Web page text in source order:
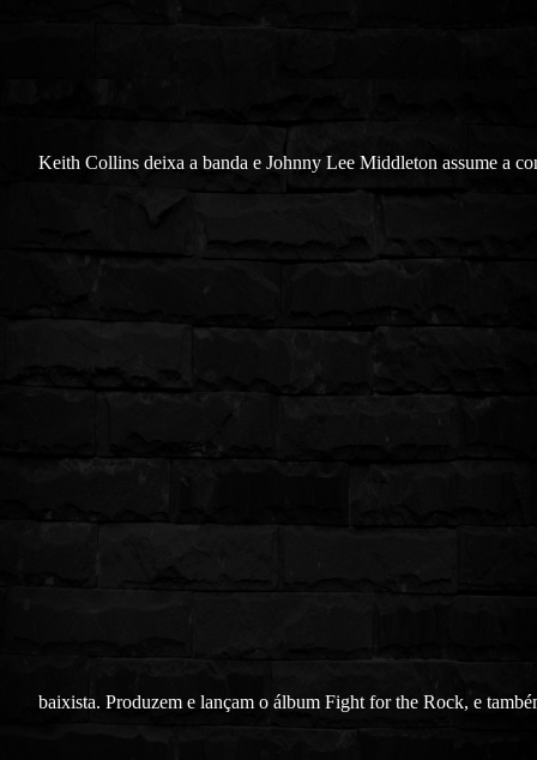
Keith Collins deixa a banda e Johnny Lee Middleton assume a
baixista. Produzem e lançam o álbum Fight for the Rock, e